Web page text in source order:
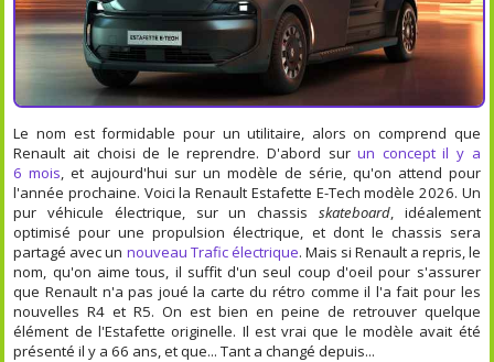
Le nom est formidable pour un utilitaire, alors on comprend que
Renault ait choisi de le reprendre. D'abord surun concept il y a
6 mois, et aujourd'hui sur un modèle de série, qu'on attend pour
l'année prochaine. Voici la Renault Estafette E-Tech modèle 2026. Un
pur véhicule électrique, sur un chassis skateboard, idéalement
optimisé pour une propulsion électrique, et dont le chassis sera
partagé avec un nouveau Trafic électrique. Mais si Renault a repris, le
nom, qu'on aime tous, il suffit d'un seul coup d'oeil pour s'assurer
que Renault n'a pas joué la carte du rétro comme il l'a fait pour les
nouvelles R4 et R5. On est bien en peine de retrouver quelque
élément de l'Estafette originelle. Il est vrai que le modèle avait été
présenté il y a 66 ans, et que... Tant a changé depuis...